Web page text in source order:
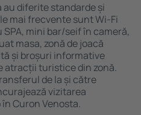
au diferite standarde și
mai frecvente sunt Wi-Fi
mini bar/seif în cameră,
masa, zonă de joacă
și broșuri informative
atracții turistice din zonă.
de la și către
vizitarea
Curon Venosta.